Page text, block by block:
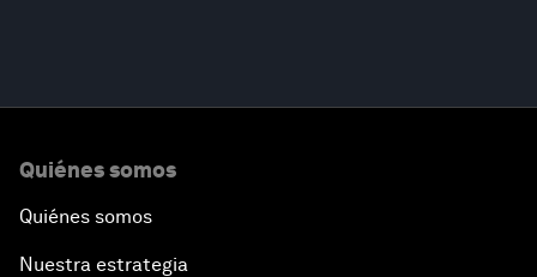
Quiénes somos
Quiénes somos
Nuestra estrategia